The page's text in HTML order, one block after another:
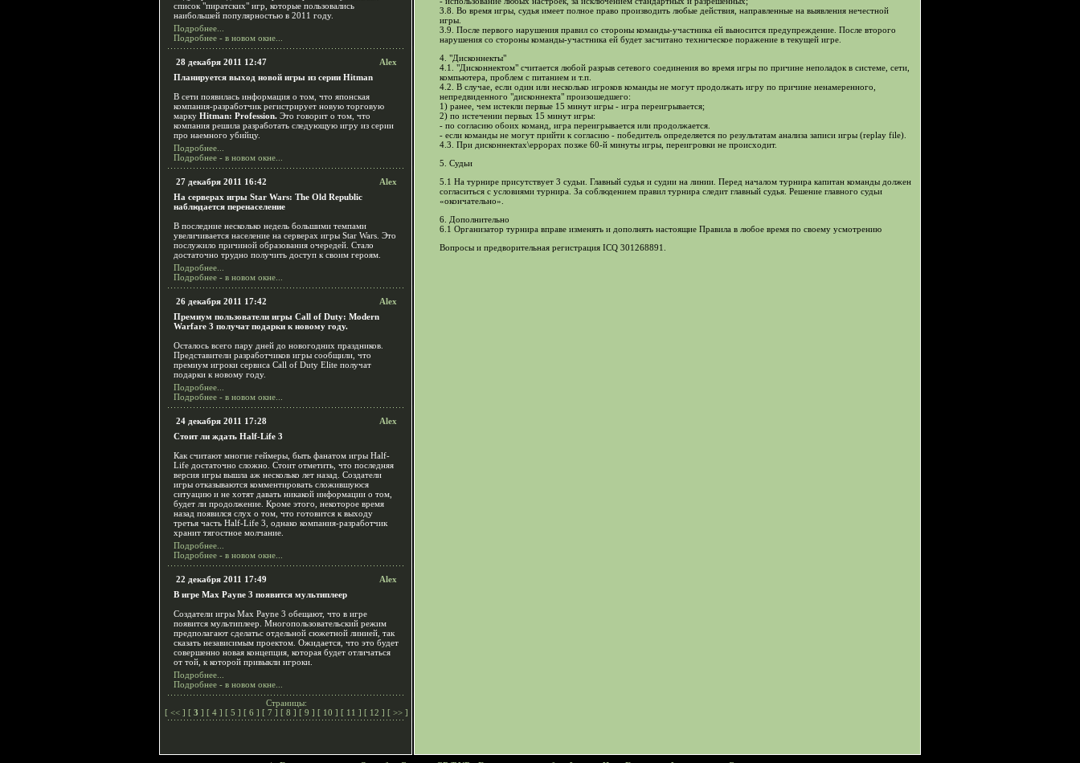
список "пиратских" игр, которые пользовались
наибольшей популярностью в 2011 году.
Подробнее...
Подробнее - в новом окне...
28 декабря 2011 12:47
Alex
Планируется выход новой игры из серии Hitman
В сети появилась информация о том, что японская
компания-разработчик регистрирует новую торговую
марку Hitman: Profession. Это говорит о том, что
компания решила разработать следующую игру из серии
про наемного убийцу.
Подробнее...
Подробнее - в новом окне...
27 декабря 2011 16:42
Alex
На серверах игры Star Wars: The Old Republic
наблюдается перенаселение
В последние несколько недель большими темпами
увеличивается население на серверах игры Star Wars. Это
послужило причиной образования очередей. Стало
достаточно трудно получить доступ к своим героям.
Подробнее...
Подробнее - в новом окне...
26 декабря 2011 17:42
Alex
Премиум пользователи игры Call of Duty: Modern
Warfare 3 получат подарки к новому году.
Осталось всего пару дней до новогодних праздников.
Представители разработчиков игры сообщили, что
премиум игроки сервиса Call of Duty Elite получат
подарки к новому году.
Подробнее...
Подробнее - в новом окне...
24 декабря 2011 17:28
Alex
Стоит ли ждать Half-Life 3
Как считают многие геймеры, быть фанатом игры Half-
Life достаточно сложно. Стоит отметить, что последняя
версия игры вышла аж несколько лет назад. Создатели
игры отказываются комментировать сложившуюся
ситуацию и не хотят давать никакой информации о том,
будет ли продолжение. Кроме этого, некоторое время
назад появился слух о том, что готовится к выходу
третья часть Half-Life 3, однако компания-разработчик
хранит тягостное молчание.
Подробнее...
Подробнее - в новом окне...
22 декабря 2011 17:49
Alex
В игре Max Payne 3 появится мультиплеер
Создатели игры Max Payne 3 обещают, что в игре
появится мультиплеер. Многопользовательский режим
предполагают сделатьс отдельной сюжетной линией, так
сказать независимым проектом. Ожидается, что это будет
совершенно новая концепция, которая будет отличаться
от той, к которой привыкли игроки.
Подробнее...
Подробнее - в новом окне...
Страницы:
[ << ] [ 3 ] [ 4 ] [ 5 ] [ 6 ] [ 7 ] [ 8 ] [ 9 ] [ 10 ] [ 11 ] [ 12 ] [ >> ]
3.8. Во время игры, судья имеет полное право производить любые действия, направленные на выявления нечестной
игры.
3.9. После первого нарушения правил со стороны команды-участника ей выносится предупреждение. После второго
нарушения со стороны команды-участника ей будет засчитано техническое поражение в текущей игре.
4. "Дисконнекты"
4.1. "Дисконнектом" считается любой разрыв сетевого соединения во время игры по причине неполадок в системе, сети,
компьютера, проблем с питанием и т.п.
4.2. В случае, если один или несколько игроков команды не могут продолжать игру по причине ненамеренного,
непредвиденного "дисконнекта" произошедшего:
1) ранее, чем истекли первые 15 минут игры - игра переигрывается;
2) по истечении первых 15 минут игры:
- по согласию обоих команд, игра переигрывается или продолжается.
- если команды не могут прийти к согласию - победитель определяется по результатам анализа записи игры (replay file).
4.3. При дисконнектах\еррорах позже 60-й минуты игры, переигровки не происходит.
5. Судьи
5.1 На турнире присутствует 3 судьи. Главный судья и судии на линии. Перед началом турнира капитан команды должен
согласиться с условиями турнира. За соблюдением правил турнира следит главный судья. Решение главного судьи
«окончательно».
6. Дополнительно
6.1 Организатор турнира вправе изменять и дополнять настоящие Правила в любое время по своему усмотрению
Вопросы и предворительная регистрация ICQ 301268891.